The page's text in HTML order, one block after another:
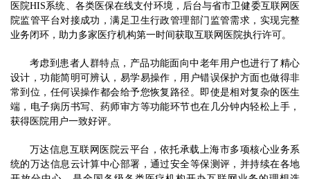
医院HIS系统、各类医保在线支付环境，后台与省市卫健委互联网医
院监管平台对接成功，满足卫生行政管理部门监管需求，实现完整
业务闭环，助力多家医疗机构第一时间获取互联网医院执行许可。
考虑到患者人群特点，产品功能面向中老年用户也进行了精心
设计，功能简明可辨认，易学易操作，用户错误保护方面也做得非
常到位，任何误操作都会给予您恢复路径。即使是相对复杂的医生
端，电子病历书写、药师审方等功能环节也在几分钟内轻松上手，
获得医院用户一致好评。
万达信息互联网医院云平台，依托承载上海市多项核心业务系
统的万达信息云计算中心部署，通过安全等保测评，并持续在各地